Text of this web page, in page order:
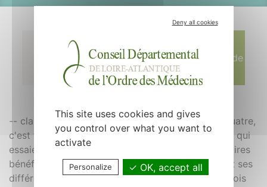
17 décembre 2009
Chupin - Dessin de
P. Leveque
-- classique , ancien et banal : un verre, ça va... quatre,
c'est trop ! C'est pour l'instant le message officiel qui
essaie de ménager à la fois les propriétés vasculaires
bénéfiques assez récemment reconnues du vin, et ses
différentes complications qui remplissaient autrefois
Deny all cookies
This site uses cookies and gives
you control over what you want to
activate
Personalize OK, accept all